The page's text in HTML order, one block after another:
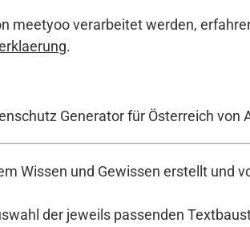
meetyoo verarbeitet werden,
.
Generator für Österreich von
Wissen und Gewissen erstellt und
der jeweils passenden